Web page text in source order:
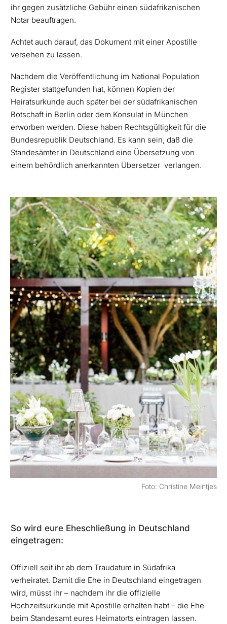
ihr gegen zusätzliche Gebühr einen südafrikanischen
Notar beauftragen.
Achtet auch darauf, das Dokument mit einer Apostille
versehen zu lassen.
Nachdem die Veröffentlichung im National Population
Register stattgefunden hat, können Kopien der
Heiratsurkunde auch später bei der südafrikanischen
Botschaft in Berlin oder dem Konsulat in München
erworben werden. Diese haben Rechtsgültigkeit für die
Bundesrepublik Deutschland. Es kann sein, daß die
Standesämter in Deutschland eine Übersetzung von
einem behördlich anerkannten Übersetzer verlangen.
Foto: Christine Meintjes
So wird eure Eheschließung in Deutschland
eingetragen:
Offiziell seit ihr ab dem Traudatum in Südafrika
verheiratet. Damit die Ehe in Deutschland eingetragen
wird, müsst ihr – nachdem ihr die offizielle
Hochzeitsurkunde mit Apostille erhalten habt – die Ehe
beim Standesamt eures Heimatorts eintragen lassen.